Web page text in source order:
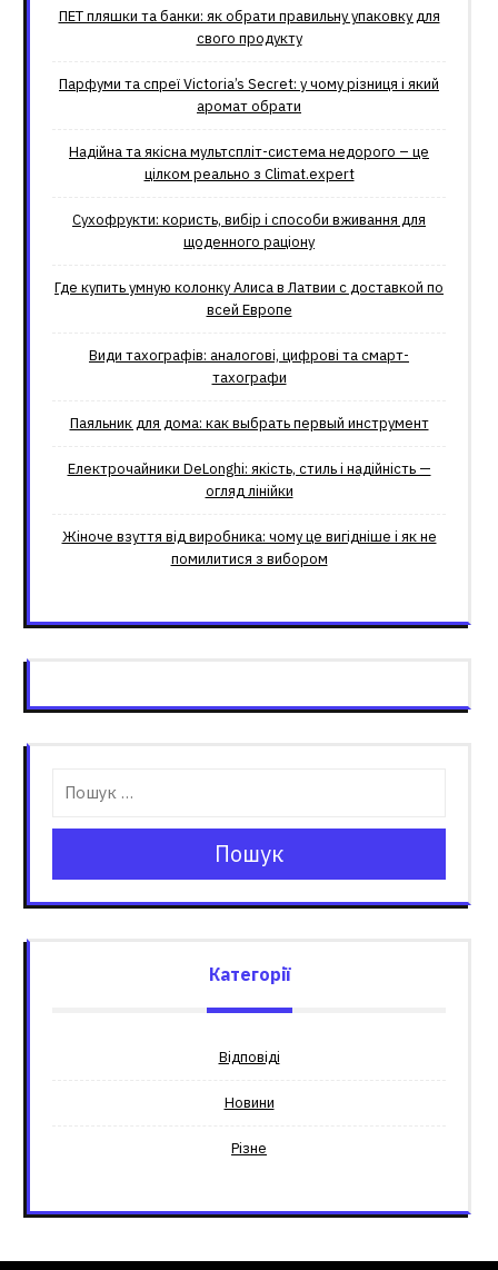
ПЕТ пляшки та банки: як обрати правильну упаковку для
свого продукту
Парфуми та спреї Victoria’s Secret: у чому різниця і який
аромат обрати
Надійна та якісна мультспліт-система недорого – це
цілком реально з Climat.еxpert
Сухофрукти: користь, вибір і способи вживання для
щоденного раціону
Где купить умную колонку Алиса в Латвии с доставкой по
всей Европе
Види тахографів: аналогові, цифрові та смарт-
тахографи
Паяльник для дома: как выбрать первый инструмент
Електрочайники DeLonghi: якість, стиль і надійність —
огляд лінійки
Жіноче взуття від виробника: чому це вигідніше і як не
помилитися з вибором
Пошук
Категорії
Відповіді
Новини
Різне